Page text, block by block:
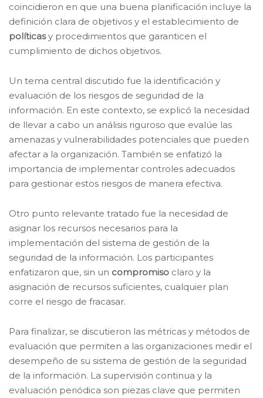
coincidieron en que una buena planificación incluye la
definición clara de objetivos y el establecimiento de
políticasy procedimientos que garanticen el
cumplimiento de dichos objetivos.
Un tema central discutido fue la identificación y
evaluación de los riesgos de seguridad de la
información. En este contexto, se explicó la necesidad
de llevar a cabo un análisis riguroso que evalúe las
amenazas y vulnerabilidades potenciales que pueden
afectar a la organización. También se enfatizó la
importancia de implementar controles adecuados
para gestionar estos riesgos de manera efectiva.
Otro punto relevante tratado fue la necesidad de
asignar los recursos necesarios para la
implementación del sistema de gestión de la
seguridad de la información. Los participantes
enfatizaron que, sin un compromiso claro y la
asignación de recursos suficientes, cualquier plan
corre el riesgo de fracasar.
Para finalizar, se discutieron las métricas y métodos de
evaluación que permiten a las organizaciones medir el
desempeño de su sistema de gestión de la seguridad
de la información. La supervisión continua y la
evaluación periódica son piezas clave que permiten